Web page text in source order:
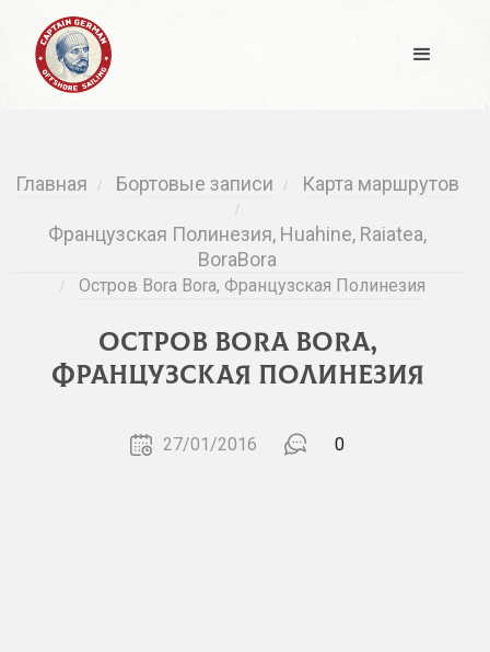
Главная / Бортовые записи / Карта маршрутов
/
Французская Полинезия, Huahine, Raiatea,
BoraBora
/ Остров Bora Bora, Французская Полинезия
Остров Bora Bora,
Французская Полинезия
27/01/2016 0